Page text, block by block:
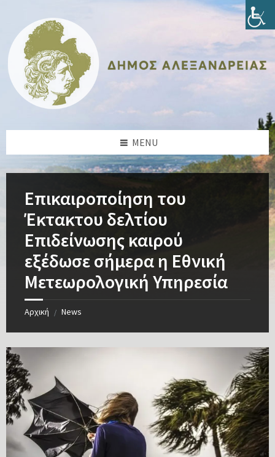
content
sidebar
sidebar
footer
MENU
Επικαιροποίηση του
Έκτακτου δελτίου
Επιδείνωσης καιρού
εξέδωσε σήμερα η Εθνική
Μετεωρολογική Υπηρεσία
Αρχική / News